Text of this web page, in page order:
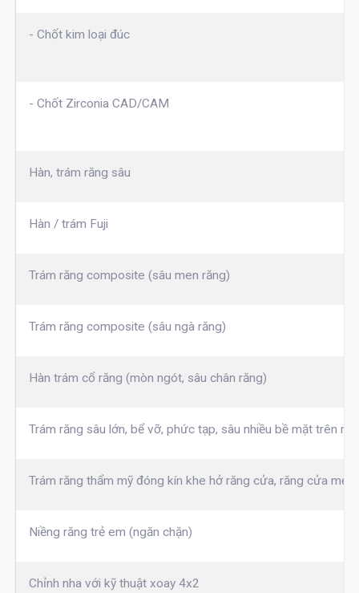
- Chốt kim loại đúc
- Chốt Zirconia CAD/CAM
Hàn, trám răng sâu
Hàn / trám Fuji
Trám răng composite (sâu men răng)
Trám răng composite (sâu ngà răng)
Hàn trám cổ răng (mòn ngót, sâu chân răng)
Trám răng sâu lớn, bể vỡ, phức tạp, sâu nhiều bề mặt trên
Trám răng thẩm mỹ đóng kín khe hở răng cửa, răng cửa mẻ
Niềng răng trẻ em (ngăn chặn)
Chỉnh nha với kỹ thuật xoay 4x2